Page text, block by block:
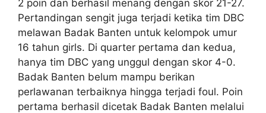
2 poin dan berhasil menang dengan skor 21-27.
Pertandingan sengit juga terjadi ketika tim DBC
melawan Badak Banten untuk kelompok umur
16 tahun girls. Di quarter pertama dan kedua,
hanya tim DBC yang unggul dengan skor 4-0.
Badak Banten belum mampu berikan
perlawanan terbaiknya hingga terjadi foul. Poin
pertama berhasil dicetak Badak Banten melalui